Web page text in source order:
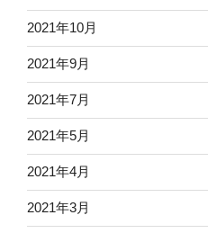
2021年10月
2021年9月
2021年7月
2021年5月
2021年4月
2021年3月